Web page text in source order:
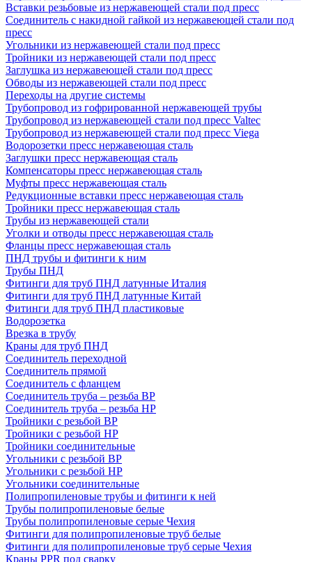
Вставки резьбовые из нержавеющей стали под пресс
Соединитель с накидной гайкой из нержавеющей стали под
пресс
Угольники из нержавеющей стали под пресс
Тройники из нержавеющей стали под пресс
Заглушка из нержавеющей стали под пресс
Обводы из нержавеющей стали под пресс
Переходы на другие системы
Трубопровод из гофрированной нержавеющей трубы
Трубопровод из нержавеющей стали под пресс Valtec
Трубопровод из нержавеющей стали под пресс Viega
Водорозетки пресс нержавеющая сталь
Заглушки пресс нержавеющая сталь
Компенсаторы пресс нержавеющая сталь
Муфты пресс нержавеющая сталь
Редукционные вставки пресс нержавеющая сталь
Тройники пресс нержавеющая сталь
Трубы из нержавеющей стали
Уголки и отводы пресс нержавеющая сталь
Фланцы пресс нержавеющая сталь
ПНД трубы и фитинги к ним
Трубы ПНД
Фитинги для труб ПНД латунные Италия
Фитинги для труб ПНД латунные Китай
Фитинги для труб ПНД пластиковые
Водорозетка
Врезка в трубу
Краны для труб ПНД
Соединитель переходной
Соединитель прямой
Соединитель с фланцем
Соединитель труба – резьба ВР
Соединитель труба – резьба НР
Тройники с резьбой ВР
Тройники с резьбой НР
Тройники соединительные
Угольники с резьбой ВР
Угольники с резьбой НР
Угольники соединительные
Полипропиленовые трубы и фитинги к ней
Трубы полипропиленовые белые
Трубы полипропиленовые серые Чехия
Фитинги для полипропиленовые труб белые
Фитинги для полипропиленовые труб серые Чехия
Краны PPR под сварку